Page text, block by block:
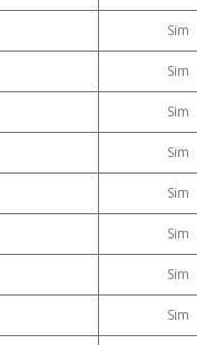
Sim
Sim
Sim
Sim
Sim
Sim
Sim
Sim